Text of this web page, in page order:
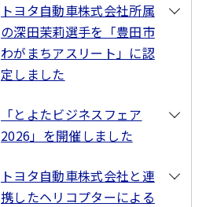
トヨタ自動車株式会社所属
の深田茉莉選手を「豊田市
わがまちアスリート」に認
定しました
「とよたビジネスフェア
2026」を開催しました
トヨタ自動車株式会社と連
携したヘリコプターによる